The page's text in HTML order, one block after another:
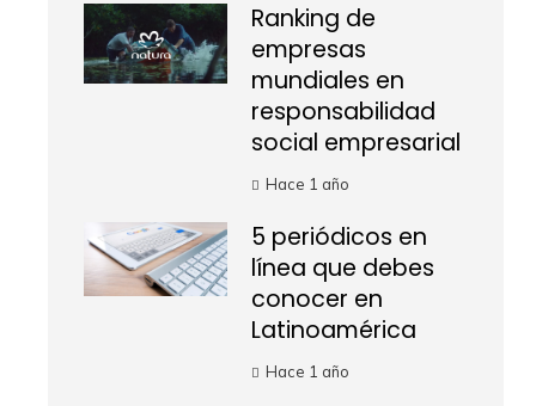
Ranking de
empresas
mundiales en
responsabilidad
social empresarial
Hace 1 año
5 periódicos en
línea que debes
conocer en
Latinoamérica
Hace 1 año